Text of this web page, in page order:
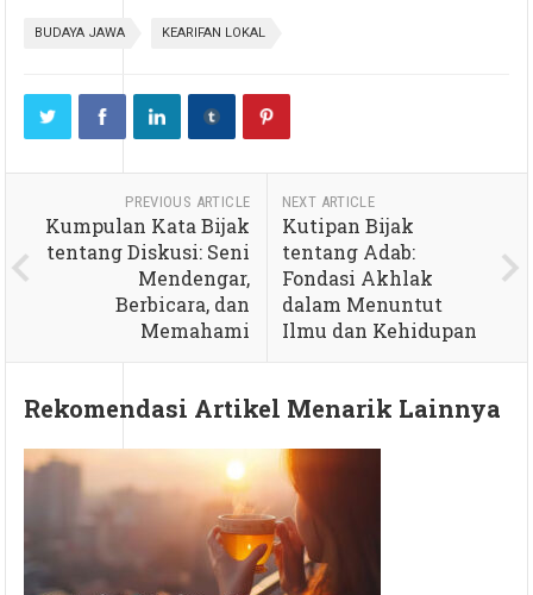
BUDAYA JAWA KEARIFAN LOKAL
PREVIOUS ARTICLE
Kumpulan Kata Bijak
tentang Diskusi: Seni
Mendengar,
Berbicara, dan
Memahami
NEXT ARTICLE
Kutipan Bijak
tentang Adab:
Fondasi Akhlak
dalam Menuntut
Ilmu dan Kehidupan
Rekomendasi Artikel Menarik Lainnya